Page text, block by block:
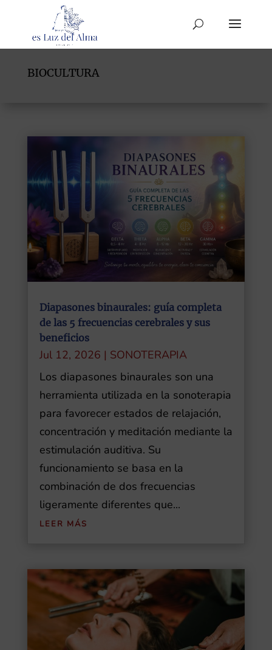
BIOCULTURA
Diapasones binaurales: guía completa
de las 5 frecuencias cerebrales y sus
beneficios
Jul 12, 2026 | SONOTERAPIA
Los diapasones binaurales son una
herramienta utilizada en la sonoterapia
para favorecer estados de relajación,
concentración y meditación mediante la
estimulación auditiva. Su
funcionamiento se basa en la
combinación de dos frecuencias
ligeramente diferentes que...
LEER MÁS